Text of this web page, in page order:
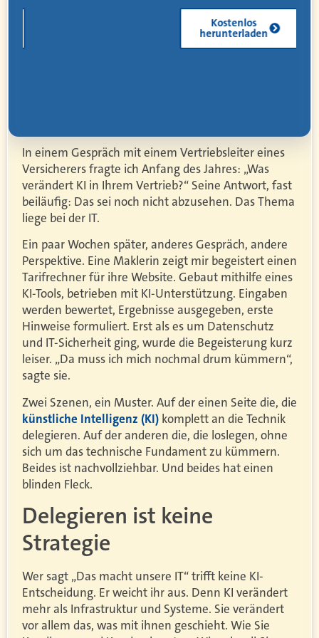
Kostenlos
herunterladen
In einem Gespräch mit einem Vertriebsleiter eines
Versicherers fragte ich Anfang des Jahres: „Was
verändert KI in Ihrem Vertrieb?“ Seine Antwort, fast
beiläufig: Das sei noch nicht abzusehen. Das Thema
liege bei der IT.
Ein paar Wochen später, anderes Gespräch, andere
Perspektive. Eine Maklerin zeigt mir begeistert einen
Tarifrechner für ihre Website. Gebaut mithilfe eines
KI-Tools, betrieben mit KI-Unterstützung. Eingaben
werden bewertet, Ergebnisse ausgegeben, erste
Hinweise formuliert. Erst als es um Datenschutz
und IT-Sicherheit ging, wurde die Begeisterung kurz
leiser. „Da muss ich mich nochmal drum kümmern“,
sagte sie.
Zwei Szenen, ein Muster. Auf der einen Seite die, die
künstliche Intelligenz (KI) komplett an die Technik
delegieren. Auf der anderen die, die loslegen, ohne
sich um das technische Fundament zu kümmern.
Beides ist nachvollziehbar. Und beides hat einen
blinden Fleck.
Delegieren ist keine
Strategie
Wer sagt „Das macht unsere IT“ trifft keine KI-
Entscheidung. Er weicht ihr aus. Denn KI verändert
mehr als Infrastruktur und Systeme. Sie verändert
vor allem das, was mit ihnen geschieht. Wie Sie